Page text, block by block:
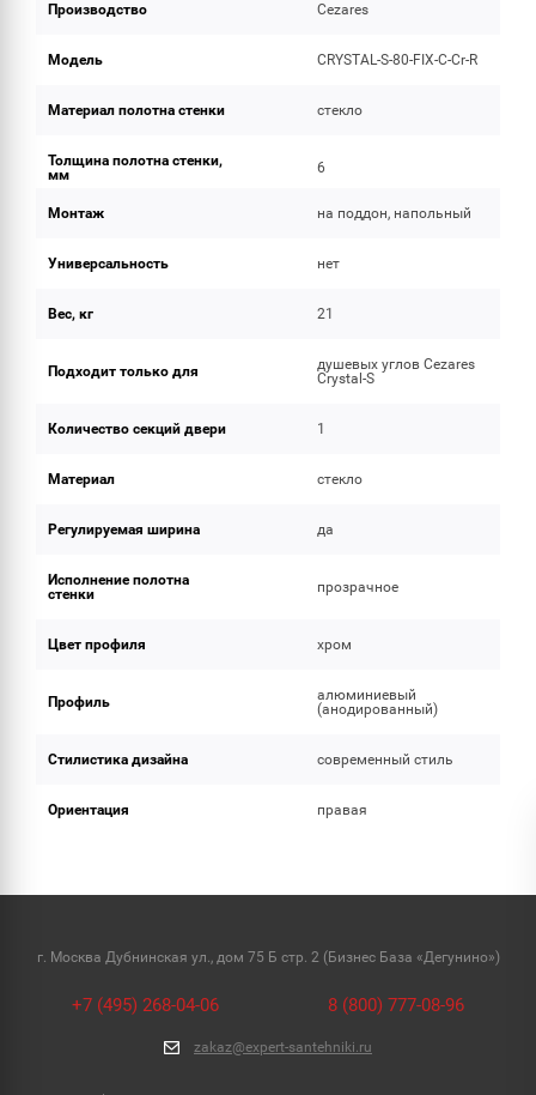
Производство Cezares
Модель CRYSTAL-S-80-FIX-C-Cr-R
Материал полотна стенки стекло
Толщина полотна стенки,
мм
6
Монтаж на поддон, напольный
Универсальность нет
Вес, кг 21
Подходит только для
душевых углов Cezares
Crystal-S
Количество секций двери 1
Материал стекло
Регулируемая ширина да
Исполнение полотна
стенки
прозрачное
Цвет профиля хром
Профиль
алюминиевый
(анодированный)
Стилистика дизайна современный стиль
Ориентация правая
г. Москва Дубнинская ул., дом 75 Б стр. 2 (Бизнес База «Дегунино»)
+7 (495) 268-04-06 8 (800) 777-08-96
zakaz@expert-santehniki.ru